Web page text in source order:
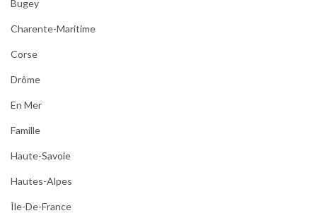
Bugey
Charente-Maritime
Corse
Drôme
En Mer
Famille
Haute-Savoie
Hautes-Alpes
Île-De-France